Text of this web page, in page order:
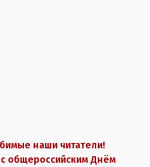
наши читатели!
общероссийским Днём